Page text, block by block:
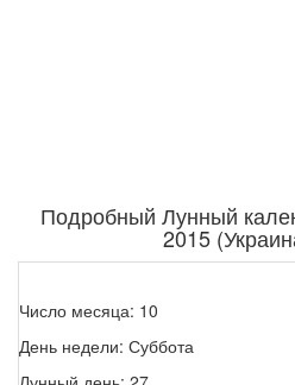
Подробный Лунный
2015
Число месяца: 10
День недели: Суббота